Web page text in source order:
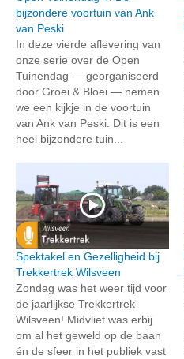
bijzondere voortuin van Ank
van Peski
In deze vierde aflevering van
onze serie over de Open
Tuinendag — georganiseerd
door Groei & Bloei — nemen
we een kijkje in de voortuin
van Ank van Peski. Dit is een
heel bijzondere tuin...
Spektakel en Gezelligheid bij
Trekkertrek Wilsveen
Zondag was het weer tijd voor
de jaarlijkse Trekkertrek
Wilsveen! Midvliet was erbij
om al het geweld op de baan
én de sfeer in het publiek vast